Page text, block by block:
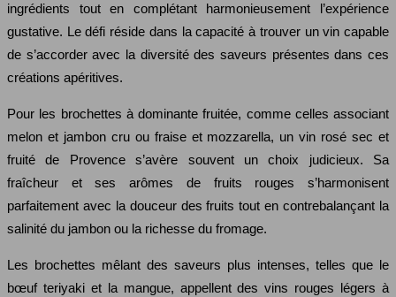
ingrédients tout en complétant harmonieusement l’expérience
gustative. Le défi réside dans la capacité à trouver un vin capable
de s’accorder avec la diversité des saveurs présentes dans ces
créations apéritives.
Pour les brochettes à dominante fruitée, comme celles associant
melon et jambon cru ou fraise et mozzarella, un vin rosé sec et
fruité de Provence s’avère souvent un choix judicieux. Sa
fraîcheur et ses arômes de fruits rouges s’harmonisent
parfaitement avec la douceur des fruits tout en contrebalançant la
salinité du jambon ou la richesse du fromage.
Les brochettes mêlant des saveurs plus intenses, telles que le
bœuf teriyaki et la mangue, appellent des vins rouges légers à